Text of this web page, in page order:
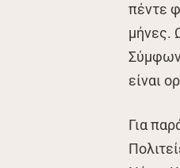
πέντε
μήνες.
είναι
Για